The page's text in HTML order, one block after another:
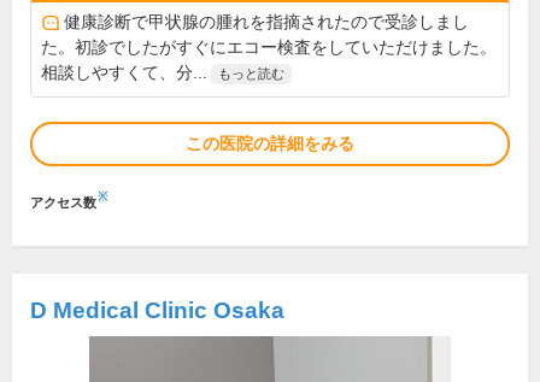
健康診断で甲状腺の腫れを指摘されたので受診しまし
た。初診でしたがすぐにエコー検査をしていただけました。
相談しやすくて、分...
もっと読む
この医院の詳細をみる
アクセス数※
D Medical Clinic Osaka